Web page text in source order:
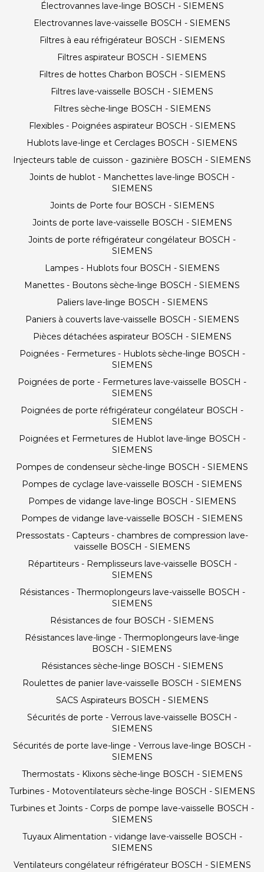
Électrovannes lave-linge BOSCH - SIEMENS
Electrovannes lave-vaisselle BOSCH - SIEMENS
Filtres à eau réfrigérateur BOSCH - SIEMENS
Filtres aspirateur BOSCH - SIEMENS
Filtres de hottes Charbon BOSCH - SIEMENS
Filtres lave-vaisselle BOSCH - SIEMENS
Filtres sèche-linge BOSCH - SIEMENS
Flexibles - Poignées aspirateur BOSCH - SIEMENS
Hublots lave-linge et Cerclages BOSCH - SIEMENS
Injecteurs table de cuisson - gazinière BOSCH - SIEMENS
Joints de hublot - Manchettes lave-linge BOSCH -
SIEMENS
Joints de Porte four BOSCH - SIEMENS
Joints de porte lave-vaisselle BOSCH - SIEMENS
Joints de porte réfrigérateur congélateur BOSCH -
SIEMENS
Lampes - Hublots four BOSCH - SIEMENS
Manettes - Boutons sèche-linge BOSCH - SIEMENS
Paliers lave-linge BOSCH - SIEMENS
Paniers à couverts lave-vaisselle BOSCH - SIEMENS
Pièces détachées aspirateur BOSCH - SIEMENS
Poignées - Fermetures - Hublots sèche-linge BOSCH -
SIEMENS
Poignées de porte - Fermetures lave-vaisselle BOSCH -
SIEMENS
Poignées de porte réfrigérateur congélateur BOSCH -
SIEMENS
Poignées et Fermetures de Hublot lave-linge BOSCH -
SIEMENS
Pompes de condenseur sèche-linge BOSCH - SIEMENS
Pompes de cyclage lave-vaisselle BOSCH - SIEMENS
Pompes de vidange lave-linge BOSCH - SIEMENS
Pompes de vidange lave-vaisselle BOSCH - SIEMENS
Pressostats - Capteurs - chambres de compression lave-
vaisselle BOSCH - SIEMENS
Répartiteurs - Remplisseurs lave-vaisselle BOSCH -
SIEMENS
Résistances - Thermoplongeurs lave-vaisselle BOSCH -
SIEMENS
Résistances de four BOSCH - SIEMENS
Résistances lave-linge - Thermoplongeurs lave-linge
BOSCH - SIEMENS
Résistances sèche-linge BOSCH - SIEMENS
Roulettes de panier lave-vaisselle BOSCH - SIEMENS
SACS Aspirateurs BOSCH - SIEMENS
Sécurités de porte - Verrous lave-vaisselle BOSCH -
SIEMENS
Sécurités de porte lave-linge - Verrous lave-linge BOSCH -
SIEMENS
Thermostats - Klixons sèche-linge BOSCH - SIEMENS
Turbines - Motoventilateurs sèche-linge BOSCH - SIEMENS
Turbines et Joints - Corps de pompe lave-vaisselle BOSCH -
SIEMENS
Tuyaux Alimentation - vidange lave-vaisselle BOSCH -
SIEMENS
Ventilateurs congélateur réfrigérateur BOSCH - SIEMENS